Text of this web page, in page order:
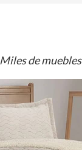
Miles de